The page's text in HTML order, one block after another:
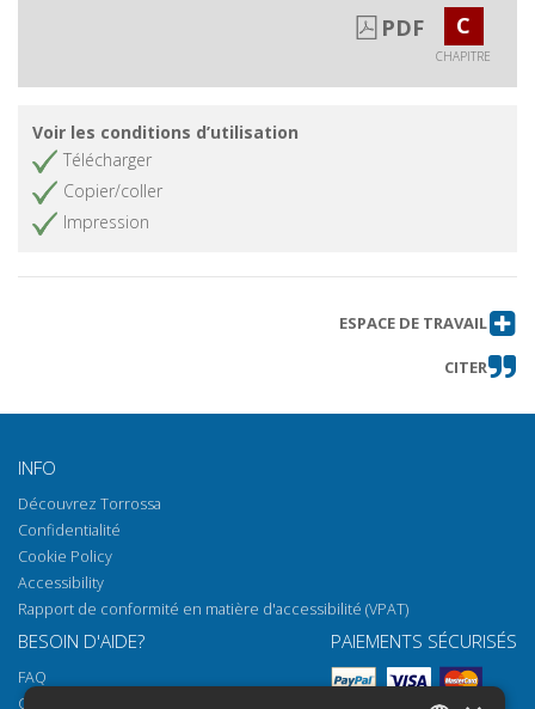
PDF C
CHAPITRE
Voir les conditions d’utilisation
Télécharger
Copier/coller
Impression
ESPACE DE TRAVAIL
CITER
INFO
Découvrez Torrossa
Confidentialité
Cookie Policy
Accessibility
Rapport de conformité en matière d'accessibilité (VPAT)
BESOIN D'AIDE?
FAQ
Comment ouvrir nos documents
PAIEMENTS SÉCURISÉS